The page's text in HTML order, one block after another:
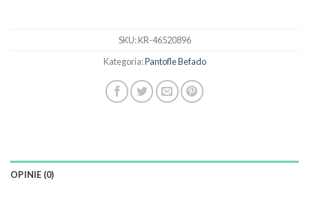
SKU:KR-46520896
Kategoria:Pantofle Befado
OPINIE (0)